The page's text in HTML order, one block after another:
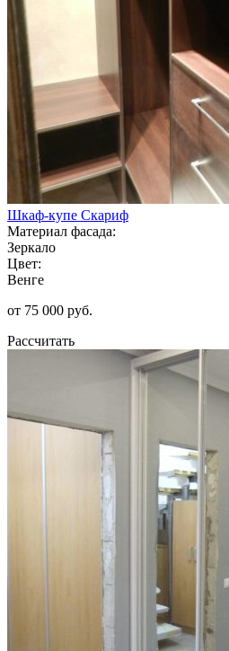
Шкаф-купе Скариф
Материал фасада:
Зеркало
Цвет:
Венге
от 75 000 руб.
Рассчитать